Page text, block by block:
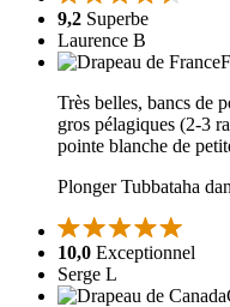
9,2 Superbe
Laurence B
Très belles, bancs de
gros pélagiques (2-3
pointe blanche de
Plonger Tubbataha
10,0 Exceptionnel
Serge L